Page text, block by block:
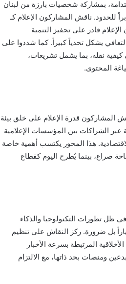
بمشاركة شخصيات بارزة من لبنان
للحدود. ناقش المشاركون الإعلام كـ
قادر على تحفيز التنمية
يشكل تحدياً كبيراً. كما شددوا على
نقله، بما يشمل تشريعات،
المحتوى.
المشاركون قدرة الإعلام على خلق بيئة
عبر الشراكات بين المؤسسات الإعلامية
هذا المحور يكتسب أهمية خاصة
صراع، بينما يُطرح اليوم كقطاع
تطورات التكنولوجيا والذكاء
بل ضرورة. ركز النقاش على تنظيم
المرتبطة بسرعة الأخبار
ومنصات بحد ذاتها، مع الالتزام